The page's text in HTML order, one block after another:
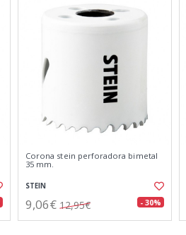
Corona stein perforadora bimetal
35 mm.
STEIN
9,06€ 12,95€ - 30%